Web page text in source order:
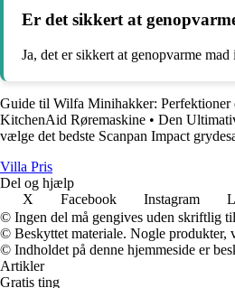
Er det sikkert at
Ja, det er sikkert at genopvarme
Guide til Wilfa Minihakker: Perfektioner
KitchenAid Røremaskine • Den
vælge det bedste Scanpan Impact
Villa Pris
Del og hjælp
X
Facebook Instagram
© Ingen del må gengives uden skriftlig
© Beskyttet materiale. Nogle produkter,
© Indholdet på denne hjemmeside er
Artikler
Gratis ting